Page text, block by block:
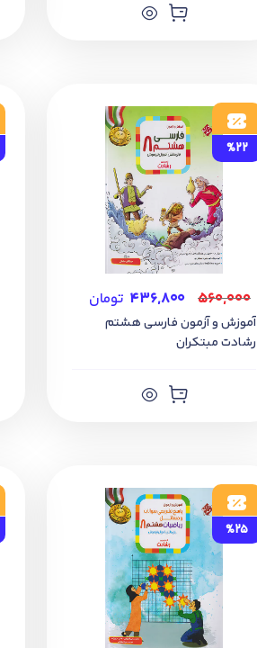
%22
۵۶۰,۰۰۰ ۴۳۶,۸۰۰ تومان
آموزش و آزمون فارسی هشتم
رشادت مبتکران
%25